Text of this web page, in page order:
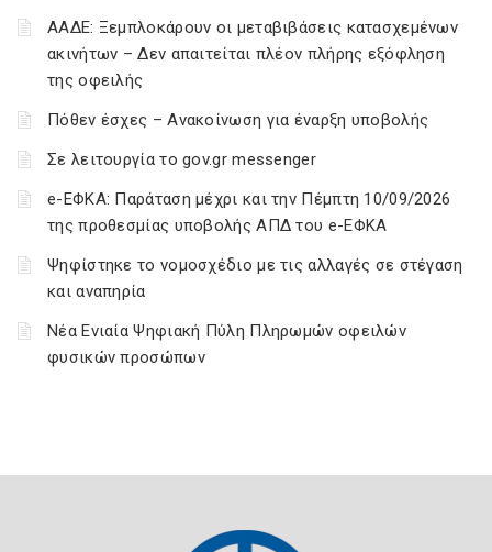
ΑΑΔΕ: Ξεμπλοκάρουν οι μεταβιβάσεις κατασχεμένων
ακινήτων – Δεν απαιτείται πλέον πλήρης εξόφληση
της οφειλής
Πόθεν έσχες – Ανακοίνωση για έναρξη υποβολής
Σε λειτουργία το gov.gr messenger
e-ΕΦΚΑ: Παράταση μέχρι και την Πέμπτη 10/09/2026
της προθεσμίας υποβολής ΑΠΔ του e-ΕΦΚΑ
Ψηφίστηκε το νομοσχέδιο με τις αλλαγές σε στέγαση
και αναπηρία
Νέα Ενιαία Ψηφιακή Πύλη Πληρωμών οφειλών
φυσικών προσώπων